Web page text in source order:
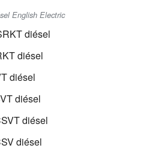
English Electric
diésel
diésel
diésel
diésel
diésel
diésel